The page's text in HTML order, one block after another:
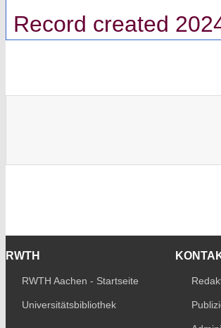
Record created
RWTH
RWTH Aachen - Startseite
Universitätsbibliothek